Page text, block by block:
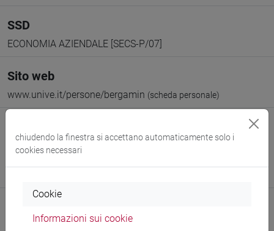
SSD
ECONOMIA AZIENDALE [SECS-P/07]
Sito web
www.unive.it/persone/bergamin (scheda personale)
Venice School of Management
chiudendo la finestra si accettano automaticamente solo i
cookies necessari
Cookie
Informazioni sui cookie